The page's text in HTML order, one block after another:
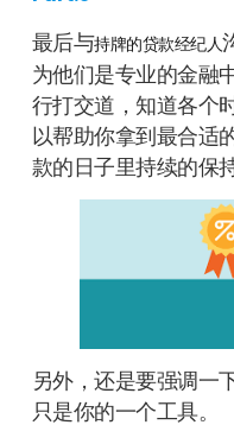
最后与持牌的贷款经纪人
为他们是专业的金融
行打交道，知道各个
以帮助你拿到最合适
款的日子里持续的保
另外，还是要强调一
只是你的一个工具。